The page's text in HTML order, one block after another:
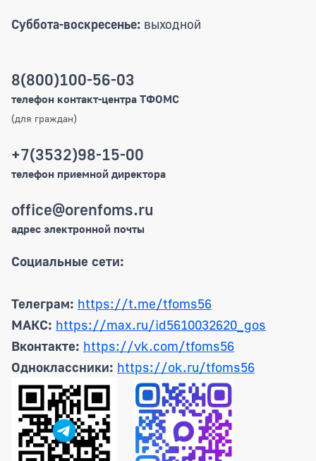
Суббота-воскресенье: выходной
Общие контакты
8(800)100-56-03
телефон контакт-центра ТФОМС
(для граждан)
+7(3532)98-15-00
телефон приемной директора
office@orenfoms.ru
адрес электронной почты
Социальные сети:
Телеграм: https://t.me/tfoms56
МАКС: https://max.ru/id5610032620_gos
Вконтакте: https://vk.com/tfoms56
Одноклассники: https://ok.ru/tfoms56